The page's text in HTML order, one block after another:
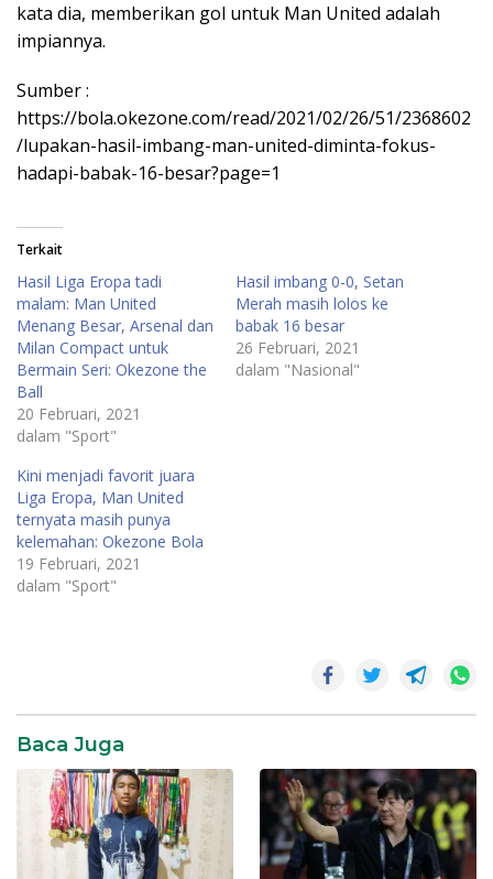
kata dia, memberikan gol untuk Man United adalah
impiannya.
Sumber :
https://bola.okezone.com/read/2021/02/26/51/2368602
/lupakan-hasil-imbang-man-united-diminta-fokus-
hadapi-babak-16-besar?page=1
Terkait
Hasil Liga Eropa tadi
malam: Man United
Menang Besar, Arsenal dan
Milan Compact untuk
Bermain Seri: Okezone the
Ball
20 Februari, 2021
dalam "Sport"
Hasil imbang 0-0, Setan
Merah masih lolos ke
babak 16 besar
26 Februari, 2021
dalam "Nasional"
Kini menjadi favorit juara
Liga Eropa, Man United
ternyata masih punya
kelemahan: Okezone Bola
19 Februari, 2021
dalam "Sport"
Baca Juga